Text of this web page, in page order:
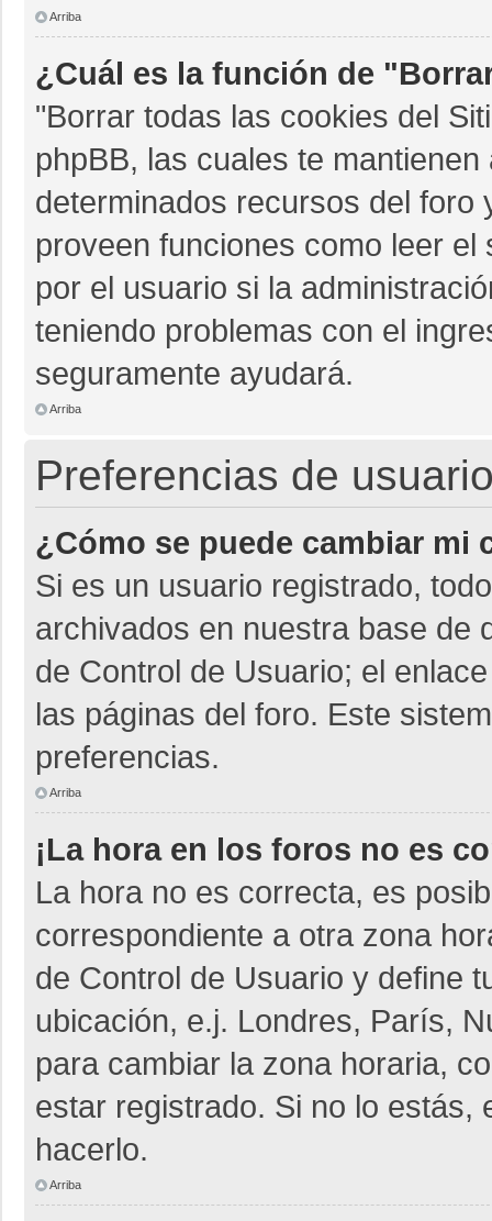
Arriba
¿Cuál es la función de
"Borrar todas las cookies del
phpBB, las cuales te
determinados recursos del foro
proveen funciones como leer
por el usuario si la
teniendo problemas con el
seguramente ayudará.
Arriba
Preferencias de
¿Cómo se puede cambiar mi
Si es un usuario registrado,
archivados en nuestra base de
de Control de Usuario; el
las páginas del foro. Este
preferencias.
Arriba
¡La hora en los foros no es
La hora no es correcta, es
correspondiente a otra zona
de Control de Usuario y define
ubicación, e.j. Londres, París,
para cambiar la zona horaria,
estar registrado. Si no lo estás,
hacerlo.
Arriba